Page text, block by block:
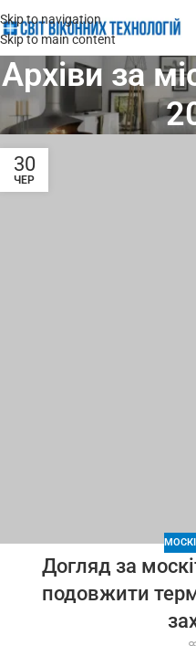
Skip to navigation
Skip to main content
Архіви за
30
ЧЕР
Догляд за
подовжити